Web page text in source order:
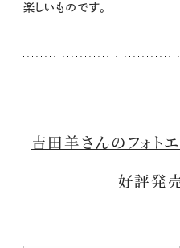
楽しいものです。
吉田羊さんのフォトエ
好評発